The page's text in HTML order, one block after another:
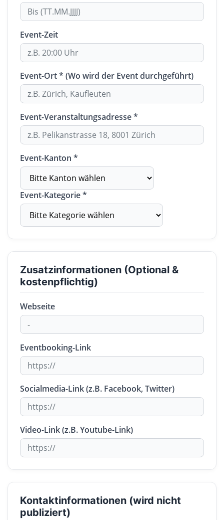
Event-Zeit
Event-Ort * (Wo wird der Event durchgeführt)
Event-Veranstaltungsadresse *
Event-Kanton *
Event-Kategorie *
Zusatzinformationen (Optional &
kostenpflichtig)
Webseite
Eventbooking-Link
Socialmedia-Link (z.B. Facebook, Twitter)
Video-Link (z.B. Youtube-Link)
Kontaktinformationen (wird nicht
publiziert)